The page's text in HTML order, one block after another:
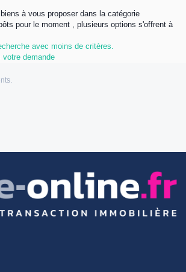
à vous proposer dans la catégorie
pour le moment , plusieurs options s'offrent à
avec moins de critères.
votre demande